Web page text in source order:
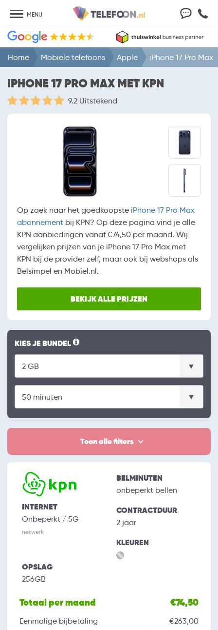
MENU
Home Mobiele telefoons Apple iPhone 17 Pro Max
IPHONE 17 PRO MAX MET KPN
9.2 Uitstekend
Op zoek naar het goedkoopste iPhone 17 Pro Max
abonnement bij KPN? Op deze pagina vind je alle
KPN aanbiedingen vanaf €74,50 per maand. Wij
vergelijken prijzen van je iPhone 17 Pro Max met
KPN bij de provider zelf, maar ook bij webshops als
Belsimpel en Mobiel.nl.
BEKIJK ALLE PRIJZEN
KIES JE BUNDEL
Toon alle filters
INTERNET
Onbeperkt / 5G
netwerk
BELMINUTEN
onbeperkt bellen
CONTRACTDUUR
2 jaar
KLEUREN
OPSLAG
256GB
Totaal per maand €74,50
Eenmalige bijbetaling €263,00